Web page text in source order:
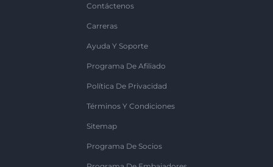
Contáctenos
Carreras
Ayuda Y Soporte
Programa De Afiliado
Política De Privacidad
Términos Y Condiciones
Sitemap
Programa De Socios